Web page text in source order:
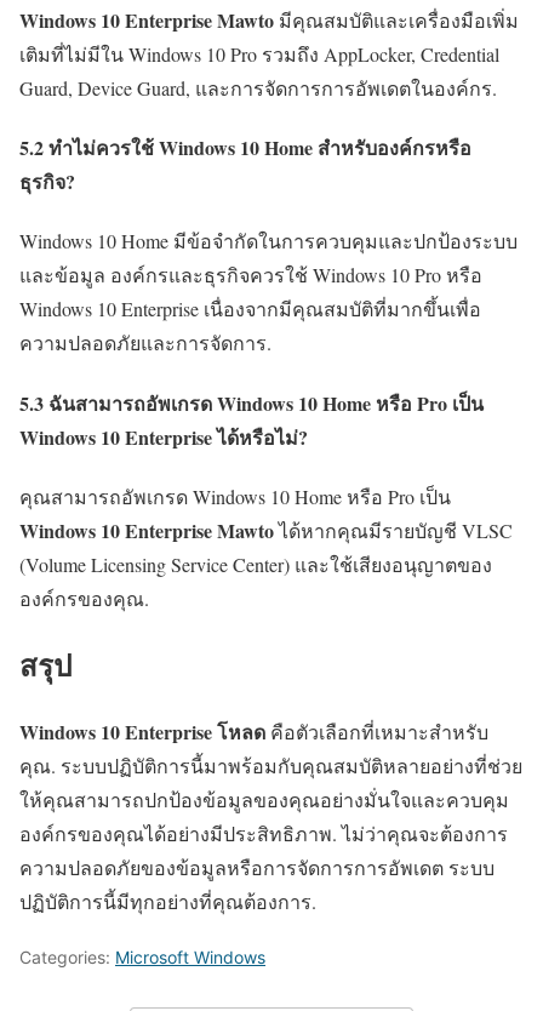
Windows 10 Enterprise Mawto มีคุณสมบัติและเครื่องมือเพิ่ม
เติมที่ไม่มีใน Windows 10 Pro รวมถึง AppLocker, Credential
Guard, Device Guard, และการจัดการการอัพเดตในองค์กร.
5.2 ทำไม่ควรใช้ Windows 10 Home สำหรับองค์กรหรือ
ธุรกิจ?
Windows 10 Home มีข้อจำกัดในการควบคุมและปกป้องระบบ
และข้อมูล องค์กรและธุรกิจควรใช้ Windows 10 Pro หรือ
Windows 10 Enterprise เนื่องจากมีคุณสมบัติที่มากขึ้นเพื่อ
ความปลอดภัยและการจัดการ.
5.3 ฉันสามารถอัพเกรด Windows 10 Home หรือ Pro เป็น
Windows 10 Enterprise ได้หรือไม่?
คุณสามารถอัพเกรด Windows 10 Home หรือ Pro เป็น
Windows 10 Enterprise Mawtoได้หากคุณมีรายบัญชี VLSC
(Volume Licensing Service Center) และใช้เสียงอนุญาตของ
องค์กรของคุณ.
สรุป
Windows 10 Enterprise โหลด คือตัวเลือกที่เหมาะสำหรับ
คุณ. ระบบปฏิบัติการนี้มาพร้อมกับคุณสมบัติหลายอย่างที่ช่วย
ให้คุณสามารถปกป้องข้อมูลของคุณอย่างมั่นใจและควบคุม
องค์กรของคุณได้อย่างมีประสิทธิภาพ. ไม่ว่าคุณจะต้องการ
ความปลอดภัยของข้อมูลหรือการจัดการการอัพเดต ระบบ
ปฏิบัติการนี้มีทุกอย่างที่คุณต้องการ.
Categories: Microsoft Windows